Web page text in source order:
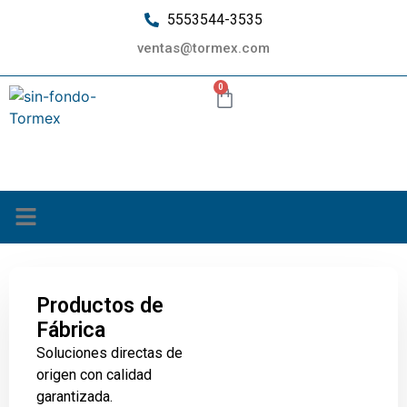
5553544-3535
ventas@tormex.com
0
Productos de
Fábrica
Soluciones directas de
origen con calidad
garantizada.